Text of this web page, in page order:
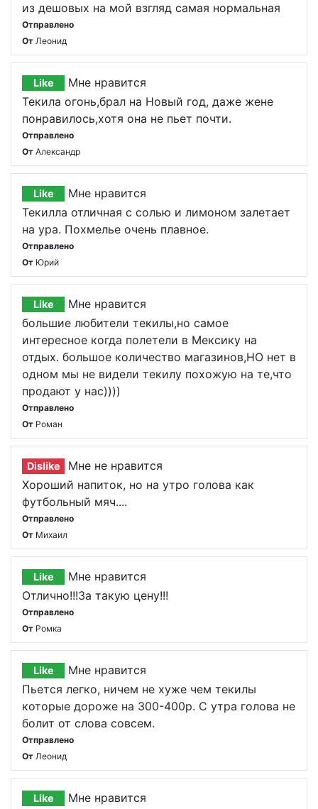
из дешовых на мой взгляд самая нормальная
Отправлено
От Леонид
Like
Мне нравится
Текила огонь,брал на Новый год, даже жене
понравилось,хотя она не пьет почти.
Отправлено
От Александр
Like
Мне нравится
Текилла отличная с солью и лимоном залетает
на ура. Похмелье очень плавное.
Отправлено
От Юрий
Like
Мне нравится
большие любители текилы,но самое
интересное когда полетели в Мексику на
отдых. большое количество магазинов,НО нет в
одном мы не видели текилу похожую на те,что
продают у нас))))
Отправлено
От Роман
Dislike
Мне не нравится
Хороший напиток, но на утро голова как
футбольный мяч....
Отправлено
От Михаил
Like
Мне нравится
Отлично!!!За такую цену!!!
Отправлено
От Ромка
Like
Мне нравится
Пьется легко, ничем не хуже чем текилы
которые дороже на 300-400р. С утра голова не
болит от слова совсем.
Отправлено
От Леонид
Like
Мне нравится